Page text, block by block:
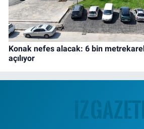
Konak nefes alacak: 6 bin
açılıyor